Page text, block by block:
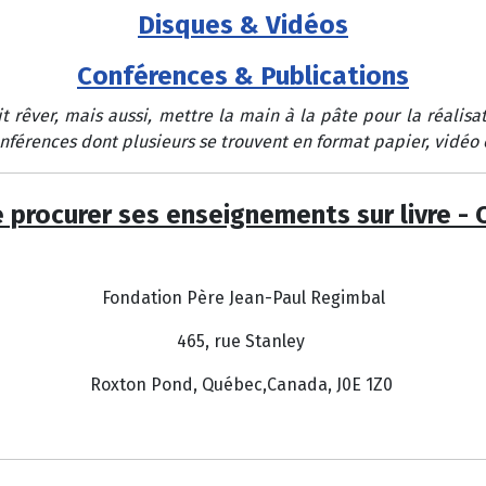
Disques & Vidéos
Conférences & Publications
rêver, mais aussi, mettre la main à la pâte pour la
dont plusieurs se trouvent en format papier, vidéo
procurer ses enseignements sur livre -
Fondation Père Jean-Paul Regimbal
465, rue Stanley
Roxton Pond, Québec,Canada, J0E 1Z0